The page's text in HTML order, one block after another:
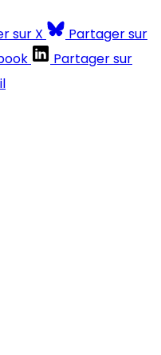
sur X
Partager sur
Partager sur